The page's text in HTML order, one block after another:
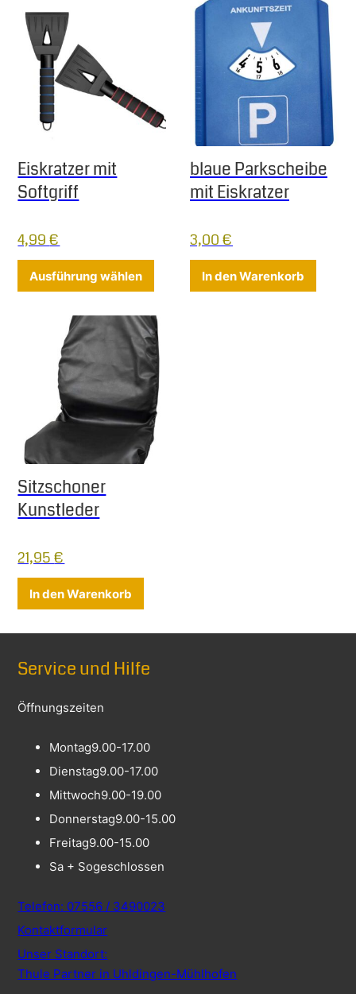
Eiskratzer mit
Softgriff
4,99€
Ausführung wählen Dieses Produkt weist mehrere
blaue Parkscheibe
mit Eiskratzer
3,00€
In den Warenkorb
Sitzschoner
Kunstleder
21,95€
In den Warenkorb
Service und Hilfe
Öffnungszeiten
Montag9.00-17.00
Dienstag9.00-17.00
Mittwoch9.00-19.00
Donnerstag9.00-15.00
Freitag9.00-15.00
Sa + Sogeschlossen
Telefon: 07556 / 3490023
Kontaktformular
Unser Standort:
Thule Partner in Uhldingen-Mühlhofen